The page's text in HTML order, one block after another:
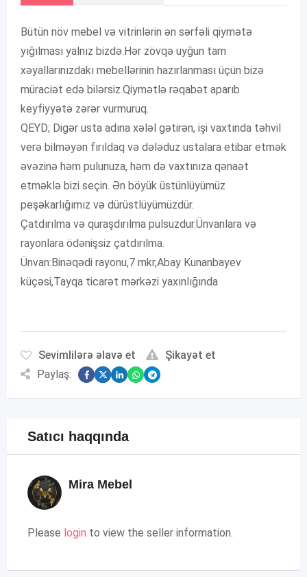
Bütün növ mebel və vitrinlərin ən sərfəli qiymətə
yığılması yalnız bizdə.Hər zövqə uyğun tam
xəyallarınızdakı mebellərinin hazırlanması üçün bizə
müraciət edə bilərsiz.Qiymətlə rəqabət aparıb
keyfiyyətə zərər vurmuruq.
QEYD; Digər usta adına xələl gətirən, işi vaxtında təhvil
verə bilməyən fırıldaq və dələduz ustalara etibar etmək
əvəzinə həm pulunuza, həm də vaxtınıza qənaət
etməklə bizi seçin. Ən böyük üstünlüyümüz
peşəkarlığımız və dürüstlüyümüzdür.
Çatdırılma və quraşdırılma pulsuzdur.Ünvanlara və
rayonlara ödənişsiz çatdırılma.
Ünvan:Binəqədi rayonu,7 mkr,Abay Kunanbayev
küçəsi,Tayqa ticarət mərkəzi yaxınlığında
Sevimlilərə əlavə et
Şikayət et
Paylaş:
Satıcı haqqında
Mira Mebel
Please login to view the seller information.